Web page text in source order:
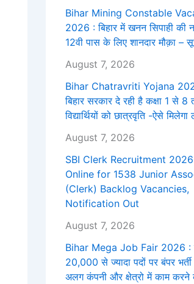
Bihar Mining Constable
2026 : बिहार में खनन सिपाही की
12वी पास के लिए शानदार मौक़ा –
August 7, 2026
Bihar Chatravriti Yojana
बिहार सरकार दे रही है कक्षा 1 से
विद्यार्थियों को छात्रवृति -ऐसे मिलेगा
August 7, 2026
SBI Clerk Recruitment
Online for 1538 Junior
(Clerk) Backlog Vacancies,
Notification Out
August 7, 2026
Bihar Mega Job Fair 2026 :
20,000 से ज्यादा पदों पर बंपर
अलग कंपनी और क्षेत्रो में काम करने